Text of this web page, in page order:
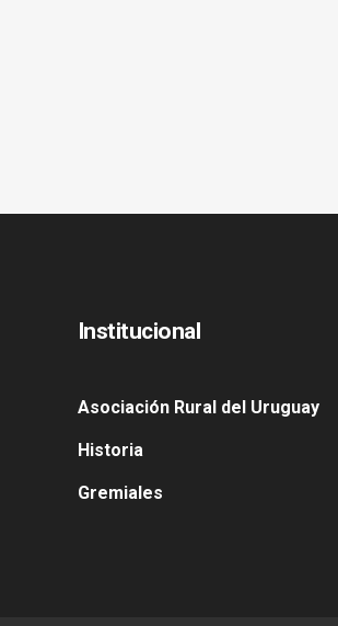
Institucional
Asociación Rural del Uruguay
Historia
Gremiales